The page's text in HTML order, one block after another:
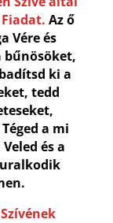
Az ő
Vére és
bűnösöket,
ki a
tedd
a mi
és a
uralkodik